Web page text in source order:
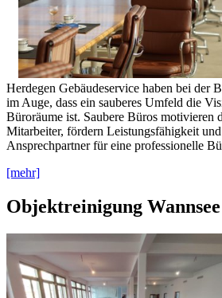
Herdegen Gebäudeservice haben bei der
im Auge, dass ein sauberes Umfeld die
Büroräume ist. Saubere Büros motivieren
Mitarbeiter, fördern Leistungsfähigkeit
Ansprechpartner für eine professionelle
[mehr]
Objektreinigung Wannsee